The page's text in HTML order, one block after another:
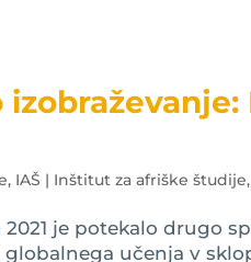
, IAŠ | Inštitut za afriške študije,
2021 je potekalo drugo
učenja v